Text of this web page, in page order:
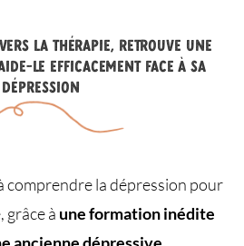
la thérapie, retrouve une
le efficacement face à sa
dépression
comprendre la dépression pour
grâce à une formation inédite